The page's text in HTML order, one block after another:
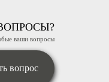
доставляем его в
и сразу же высылаем вам
вы можете самостоятельно
доставки производится вами при
ваши вопросы
вопрос